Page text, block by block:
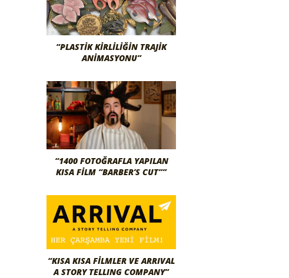
“PLASTIK KIRLILIĞIN TRAJIK
ANIMASYONU”
“1400 FOTOĞRAFLA YAPILAN
KISA FİLM “BARBER’S CUT””
“KISA KISA FİLMLER VE ARRIVAL
A STORY TELLING COMPANY”